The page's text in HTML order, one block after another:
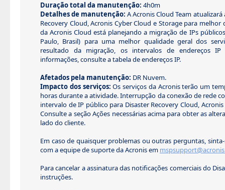
Duração total da manutenção: 4h0m
Detalhes de manutenção: A Acronis Cloud Team
Recovery Cloud, Acronis Cyber Cloud e Storage para
da Acronis Cloud está planejando a migração de IPs
Paulo, Brasil) para uma melhor qualidade geral dos
resultado da migração, os intervalos de endereços
informações, consulte a tabela de endereços IP.
Afetados pela manutenção: DR Nuvem.
Impacto dos serviços: Os serviços da Acronis terão um
horas durante a atividade. Interrupção da conexão de rede
intervalo de IP público para Disaster Recovery Cloud,
Consulte a seção Ações necessárias acima para obter as
lado do cliente.
Em caso de quaisquer problemas ou outras perguntas,
com a equipe de suporte da Acronis em
Para cancelar a assinatura das notificações comerciais do
instruções.